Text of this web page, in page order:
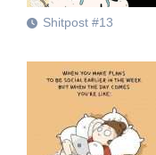
Shitpost #13